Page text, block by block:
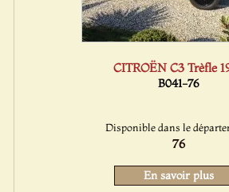
CITROËN C3 Trèfle
B041-76
Disponible dans le
76
En savoir plus